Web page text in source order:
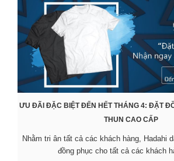
ƯU ĐÃI ĐẶC BIỆT ĐẾN HẾT THÁNG 4: ĐẶT
THUN CAO CẤP
Nhằm tri ân tất cả các khách hàng, Hadahi
đồng phục cho tất cả các khách